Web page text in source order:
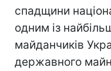
спадщини
одним із
майданчиків
державного